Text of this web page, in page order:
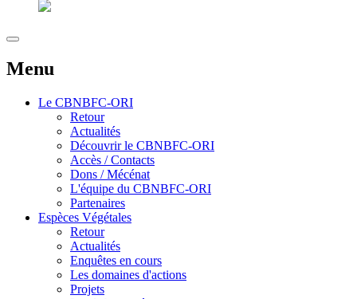
Menu
Le CBNBFC-ORI
Retour
Actualités
Découvrir le CBNBFC-ORI
Accès / Contacts
Dons / Mécénat
L'équipe du CBNBFC-ORI
Partenaires
Espèces Végétales
Retour
Actualités
Enquêtes en cours
Les domaines d'actions
Projets